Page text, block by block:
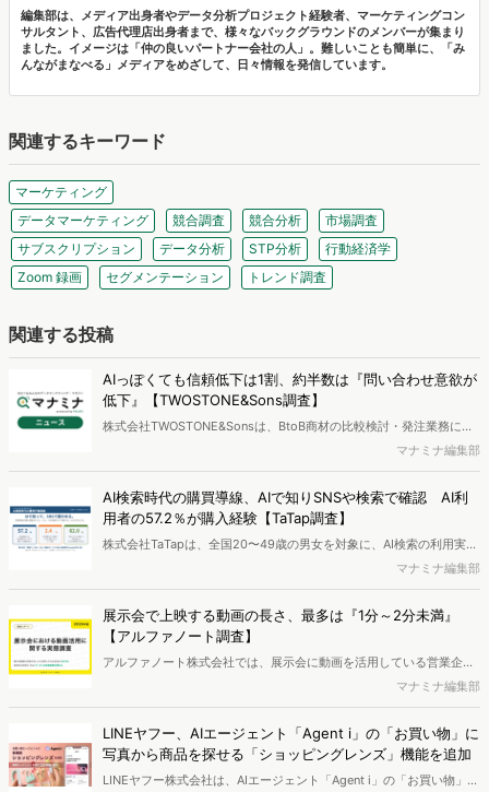
編集部は、メディア出身者やデータ分析プロジェクト経験者、マーケティングコン
サルタント、広告代理店出身者まで、様々なバックグラウンドのメンバーが集まり
ました。イメージは「仲の良いパートナー会社の人」。難しいことも簡単に、「み
んながまなべる」メディアをめざして、日々情報を発信しています。
関連するキーワード
マーケティング
データマーケティング
競合調査 競合分析
市場調査
サブスクリプション
データ分析 STP分析
行動経済学
Zoom 録画
セグメンテーション トレンド調査
関連する投稿
AIっぽくても信頼低下は1割、約半数は『問い合わせ意欲が
低下』【TWOSTONE&Sons調査】
株式会社TWOSTONE&Sonsは、BtoB商材の比較検討・発注業務に携
わる担当者を対象に、コンテンツのAIっぽさに関する意識調査を実施
し、結果を公開しました。
マナミナ編集部
AI検索時代の購買導線、AIで知りSNSや検索で確認 AI利
用者の57.2％が購入経験【TaTap調査】
株式会社TaTapは、全国20〜49歳の男女を対象に、AI検索の利用実態
と、AIで知った商品をどこで確かめているかを調査し、結果を公開し
ました。
マナミナ編集部
展示会で上映する動画の長さ、最多は『1分～2分未満』
【アルファノート調査】
アルファノート株式会社では、展示会に動画を活用している営業企
画・マーケティング担当者を対象に、展示会における動画活用の実態
調査を実施し、結果を公開しました。
マナミナ編集部
LINEヤフー、AIエージェント「Agent i」の「お買い物」に
写真から商品を探せる「ショッピングレンズ」機能を追加
LINEヤフー株式会社は、AIエージェント「Agent i」の「お買い物」エ